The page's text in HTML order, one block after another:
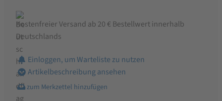
Kostenfreier Versand ab 20 € Bestellwert innerhalb
Deutschlands
Einloggen, um Warteliste zu nutzen
Artikelbeschreibung ansehen